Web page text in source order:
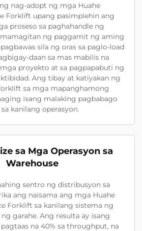
nag-adopt ng mga Huahe
Forklift upang pasimplehin ang
proseso sa paghahandle ng
ng paggamit ng aming
sila ng oras sa paglo-load
daan sa mas mabilis na
proyekto at sa pagpapabuti ng
Ang tibay at katiyakan ng
sa mga mapanghamong
isang malaking pagbabago
sa kanilang operasyon.
sa Mga Operasyon sa
Warehouse
sentro ng distribusyon sa
ang naisama ang mga Huahe
Forklift sa kanilang sistema ng
garahe. Ang resulta ay isang
na 40% sa throughput, na